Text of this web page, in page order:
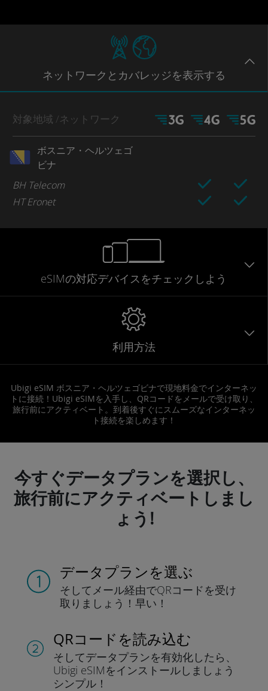
ネットワークとカバレッジを表示する
対象地域 /ネットワーク
ボスニア・ヘルツェゴ
ビナ
BH Telecom
HT Eronet
eSIMの対応デバイスをチェックしよう
利用方法
Ubigi eSIM ボスニア・ヘルツェゴビナで現地料金でインターネッ
トに接続！Ubigi eSIMを入手し、QRコードをメールで受け取り、
旅行前にアクティベート。到着後すぐにスムーズなインターネッ
ト接続を楽しめます！
今すぐデータプランを選択し、
旅行前にアクティベートしまし
ょう!
データプランを選ぶ
そしてメール経由でQRコードを受け
取りましょう！早い！
QRコードを読み込む
そしてデータプランを有効化したら、
Ubigi eSIMをインストールしま しょう
シンプル！